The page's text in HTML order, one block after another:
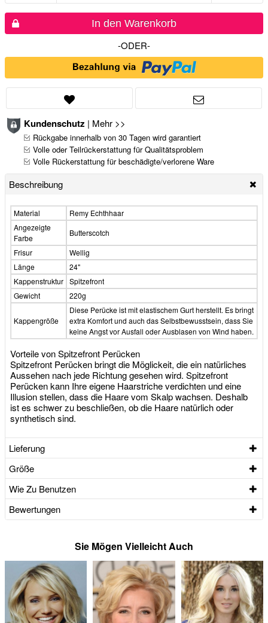
In den Warenkorb
-ODER-
Kundenschutz | Mehr >>
Rückgabe innerhalb von 30 Tagen wird garantiert
Volle oder Teilrückerstattung für Qualitätsproblem
Volle Rückerstattung für beschädigte/verlorene Ware
Beschreibung
Material
Remy Echthhaar
Angezeigte
Farbe
Butterscotch
Frisur
Wellig
Länge
24"
Kappenstruktur Spitzefront
Gewicht
220g
Kappengröße
Diese Perücke ist mit elastischem Gurt herstellt. Es bringt
extra Komfort und auch das Selbstbewusstsein, dass Sie
keine Angst vor Ausfall oder Ausblasen von Wind haben.
Vorteile von Spitzefront Perücken
Spitzefront Perücken bringt die Möglickeit, die ein natürliches
Aussehen nach jede Richtung gesehen wird. Spitzefront
Perücken kann Ihre eigene Haarstriche verdichten und eine
Illusion stellen, dass die Haare vom Skalp wachsen. Deshalb
ist es schwer zu beschließen, ob die Haare natürlich oder
synthetisch sind.
Lieferung
Größe
Wie Zu Benutzen
Bewertungen
Sie Mögen Vielleicht Auch